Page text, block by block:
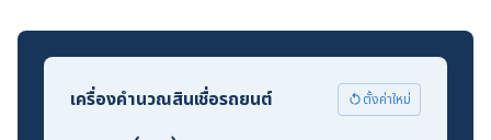
เครื่องคำนวณสินเชื่อรถยนต์ ตั้งค่าใหม่